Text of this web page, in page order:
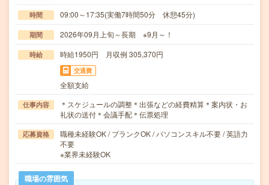
時間 09:00～17:35(実働7時間50分 休憩45分)
期間 2026年09月上旬～長期 ※9月～！
時給 時給1950円 月収例 305,370円
交通費
全額支給
仕事内容
＊スケジュールの調整＊出張などの経費精算＊案内状・お
礼状の送付＊会議手配＊伝票処理
応募資格
職種未経験OK / ブランクOK / パソコンスキル不要 / 英語力
不要
※業界未経験OK
職場の雰囲気